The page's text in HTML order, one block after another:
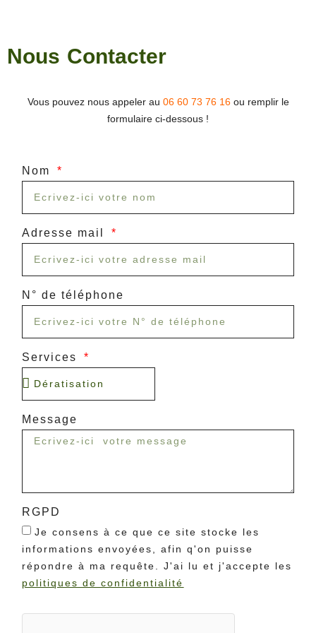
Nous Contacter
Vous pouvez nous appeler au 06 60 73 76 16ou remplir le
formulaire ci-dessous !
Nom
Adresse mail
N° de téléphone
Services
Message
RGPD
Je consens à ce que ce site stocke les
informations envoyées, afin q'on puisse
répondre à ma requête.
J'ai lu et j'accepte les
politiques de confidentialité